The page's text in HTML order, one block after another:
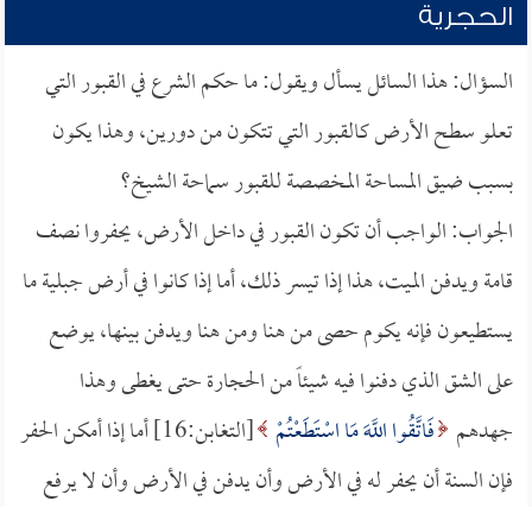
الحجرية
السؤال: هذا السائل يسأل ويقول: ما حكم الشرع في القبور التي
تعلو سطح الأرض كالقبور التي تتكون من دورين، وهذا يكون
بسبب ضيق المساحة المخصصة للقبور سماحة الشيخ؟
الجواب: الواجب أن تكون القبور في داخل الأرض، يحفروا نصف
قامة ويدفن الميت، هذا إذا تيسر ذلك، أما إذا كانوا في أرض جبلية ما
يستطيعون فإنه يكوم حصى من هنا ومن هنا ويدفن بينها، يوضع
على الشق الذي دفنوا فيه شيئاً من الحجارة حتى يغطى وهذا
جهدهم فَاتَّقُوا اللَّهَ مَا اسْتَطَعْتُمْ
[التغابن:16] أما إذا أمكن الحفر
فإن السنة أن يحفر له في الأرض وأن يدفن في الأرض وأن لا يرفع